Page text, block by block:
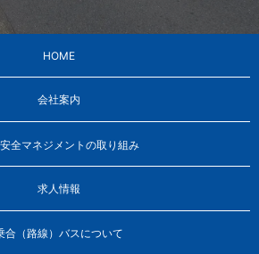
HOME
会社案内
全マネジメントの取り組み
求人情報
合（路線）バスについて